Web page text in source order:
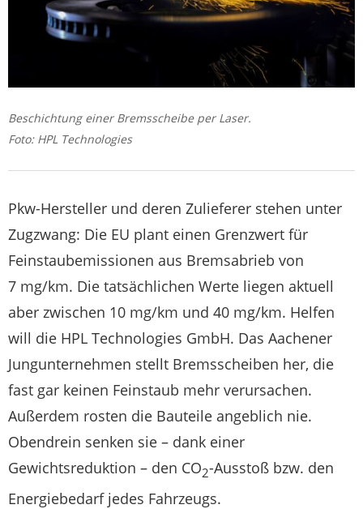
Beschichtung einer Bremsscheibe per Laser.
Foto: HPL Technologies
Pkw-Hersteller und deren Zulieferer stehen unter
Zugzwang: Die EU plant einen Grenzwert für
Feinstaubemissionen aus Bremsabrieb von
7 mg/km. Die tatsächlichen Werte liegen aktuell
aber zwischen 10 mg/km und 40 mg/km. Helfen
will die HPL Technologies GmbH. Das Aachener
Jungunternehmen stellt Bremsscheiben her, die
fast gar keinen Feinstaub mehr verursachen.
Außerdem rosten die Bauteile angeblich nie.
Obendrein senken sie – dank einer
Gewichtsreduktion – den CO2-Ausstoß bzw. den
Energiebedarf jedes Fahrzeugs.